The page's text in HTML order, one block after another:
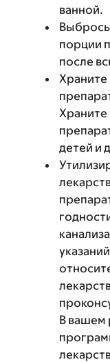
ванной.
порции
после
Храните
Храните
детей и
В вашем